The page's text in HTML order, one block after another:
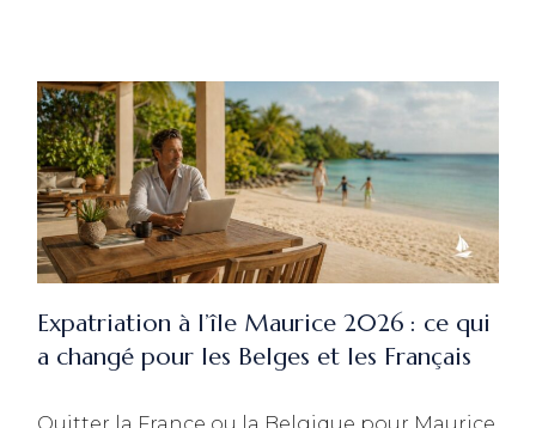
Expatriation à l’île Maurice 2026 : ce qui
a changé pour les Belges et les Français